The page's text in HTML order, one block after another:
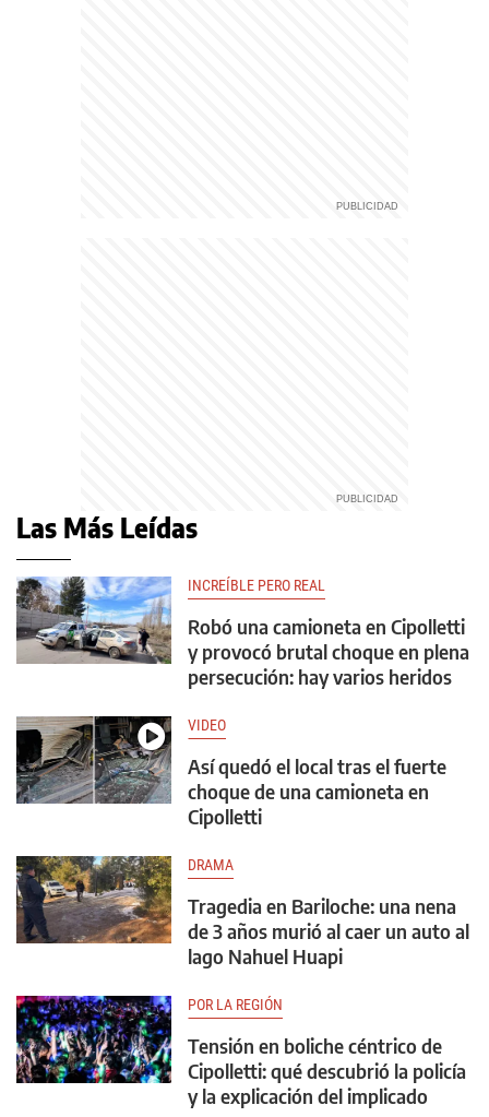
Las Más Leídas
INCREÍBLE PERO REAL
Robó una camioneta en Cipolletti
y provocó brutal choque en plena
persecución: hay varios heridos
VIDEO
Así quedó el local tras el fuerte
choque de una camioneta en
Cipolletti
DRAMA
Tragedia en Bariloche: una nena
de 3 años murió al caer un auto al
lago Nahuel Huapi
POR LA REGIÓN
Tensión en boliche céntrico de
Cipolletti: qué descubrió la policía
y la explicación del implicado